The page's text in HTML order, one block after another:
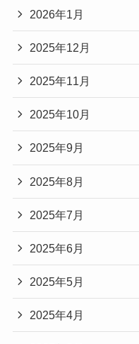
2026年1月
2025年12月
2025年11月
2025年10月
2025年9月
2025年8月
2025年7月
2025年6月
2025年5月
2025年4月